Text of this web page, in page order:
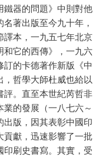
鐵器的問題》中則對他
著出版至今九十年，
譯本，一九五七年北京
和它的西傳》，一九六
訂的卡德著作新版《中
哲學大師杜威也給以
評。直至本世紀芮哲非
的發展（一八七六～
出版，因其表彰中國印
貢獻，迅速影響了一批
印刷史書寫。其實，受